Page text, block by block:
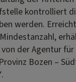
kontrolliert
werden.
der Agentur
Bozen –